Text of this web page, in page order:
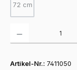
72 cm
(Diese Option ist
Artikel-Nr.: 7411050